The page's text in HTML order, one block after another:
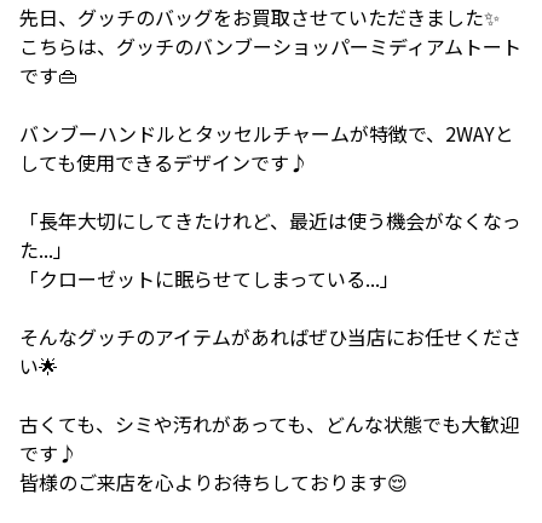
先日、グッチのバッグをお買取させていただきました✨
こちらは、グッチのバンブーショッパーミディアムトート
です👜
バンブーハンドルとタッセルチャームが特徴で、2WAYと
しても使用できるデザインです♪
「長年大切にしてきたけれど、最近は使う機会がなくなっ
た...」
「クローゼットに眠らせてしまっている...」
そんなグッチのアイテムがあればぜひ当店にお任せくださ
い🌟
古くても、シミや汚れがあっても、どんな状態でも大歓迎
です♪
皆様のご来店を心よりお待ちしております😌